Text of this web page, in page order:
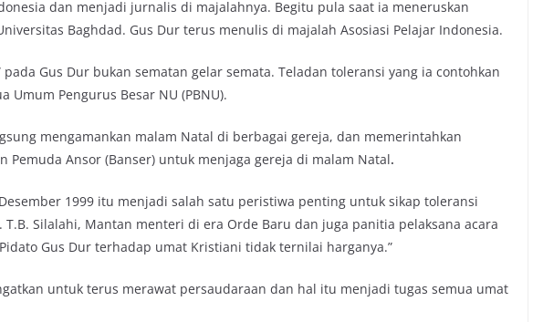
dan menjadi jurnalis di majalahnya. Begitu pula saat ia meneruskan
Baghdad. Gus Dur terus menulis di majalah Asosiasi Pelajar Indonesia.
pada Gus Dur bukan sematan gelar semata. Teladan toleransi yang ia contohkan
Umum Pengurus Besar NU (PBNU).
mengamankan malam Natal di berbagai gereja, dan memerintahkan
Pemuda Ansor (Banser) untuk menjaga gereja di malam Natal.
1999 itu menjadi salah satu peristiwa penting untuk sikap toleransi
T.B. Silalahi, Mantan menteri di era Orde Baru dan juga panitia pelaksana acara
Gus Dur terhadap umat Kristiani tidak ternilai harganya.”
untuk terus merawat persaudaraan dan hal itu menjadi tugas semua umat